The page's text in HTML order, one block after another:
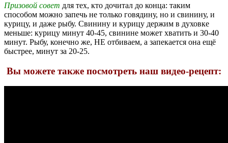
Призовой совет для тех, кто дочитал до конца: таким
способом можно запечь не только говядину, но и свинину, и
курицу, и даже рыбу. Свинину и курицу держим в духовке
меньше: курицу минут 40-45, свинине может хватить и 30-40
минут. Рыбу, конечно же, НЕ отбиваем, а запекается она ещё
быстрее, минут за 20-25.
Вы можете также посмотреть наш видео-рецепт: